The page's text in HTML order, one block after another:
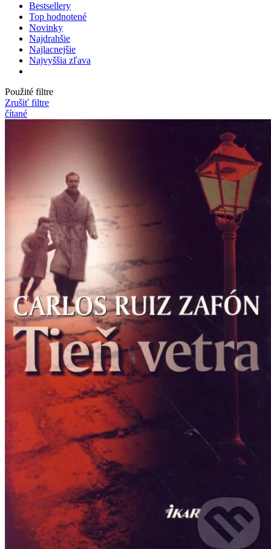
Bestsellery
Top hodnotené
Novinky
Najdrahšie
Najlacnejšie
Najvyššia zľava
Použité filtre
Zrušiť filtre
čítané